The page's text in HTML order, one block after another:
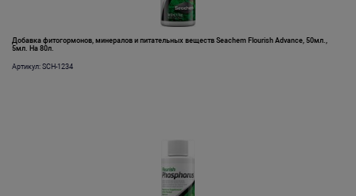
Добавка фитогормонов, минералов и питательных веществ Seachem Flourish Advance, 50мл.,
5мл. На 80л.
Артикул: SCH-1234